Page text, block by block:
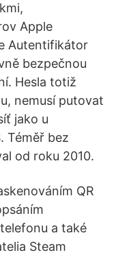
Apple
Autentifikátor
bezpečnou
Hesla totiž
nemusí putovat
jako u
Téměř bez
od roku 2010.
QR
a také
Steam